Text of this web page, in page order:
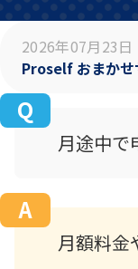
2026年07月23日
Proself おまかせ
月途中で
月額料金